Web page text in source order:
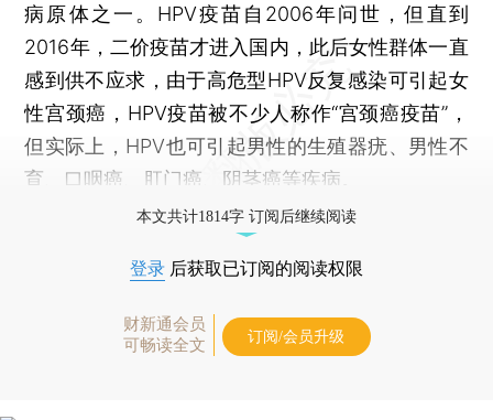
病原体之一。HPV疫苗自2006年问世，但直到
2016年，二价疫苗才进入国内，此后女性群体一直
感到供不应求，由于高危型HPV反复感染可引起女
性宫颈癌，HPV疫苗被不少人称作“宫颈癌疫苗”，
但实际上，HPV也可引起男性的生殖器疣、男性不
育、口咽癌、肛门癌、阴茎癌等疾病。
本文共计1814字 订阅后继续阅读
登录 后获取已订阅的阅读权限
财新通会员
可畅读全文
订阅/会员升级